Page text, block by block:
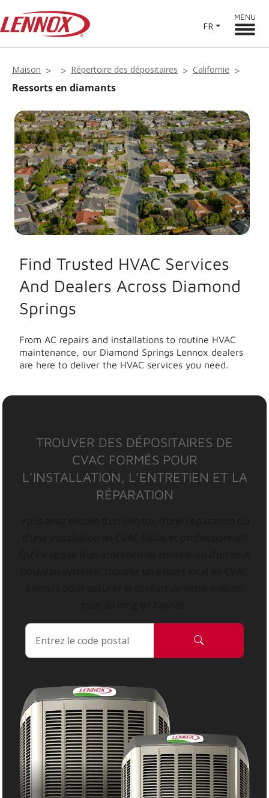
FR
MENU
Maison Répertoire des dépositaires Californie
Ressorts en diamants
Find Trusted HVAC Services
And Dealers Across Diamond
Springs
From AC repairs and installations to routine HVAC
maintenance, our Diamond Springs Lennox dealers
are here to deliver the HVAC services you need.
TROUVER DES DÉPOSITAIRES DE
CVAC FORMÉS POUR
L’INSTALLATION, L’ENTRETIEN ET LA
RÉPARATION